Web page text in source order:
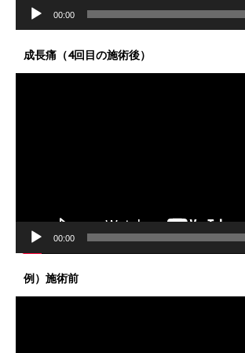
00:00
成長痛（4回目の施術後）
00:00
例）施術前